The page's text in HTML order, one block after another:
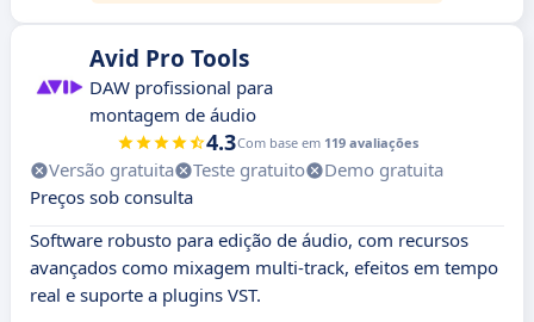
Avid Pro Tools
DAW profissional para
montagem de áudio
4.3Com base em 119 avaliações
Versão gratuita Teste gratuito
Demo gratuita
Preços sob consulta
Software robusto para edição de áudio, com recursos
avançados como mixagem multi-track, efeitos em tempo
real e suporte a plugins VST.